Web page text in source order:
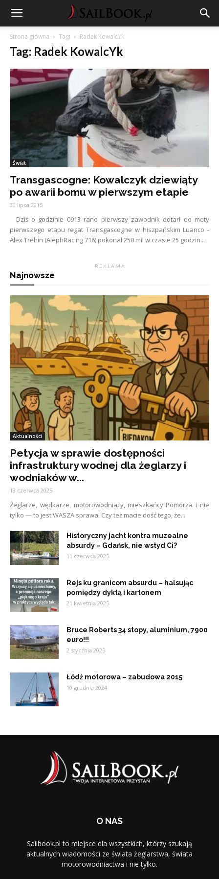
Strona główna Tagi Radek KowalcYk
Tag: Radek KowalcYk
Świat
Transgascogne: Kowalczyk dziewiąty
po awarii bomu w pierwszym etapie
30 lipca 2015
Dziś o godzinie 0913 rano pierwszy zawodnik dotarł do mety
pierwszego etapu regat Transgascogne w hiszpańskim Luanco -
Alex Trehin (AlephRacing 716) pokonał 250 mil w czasie 25 godzin...
R E K L A M A
Najnowsze
Aktualności
Petycja w sprawie dostępności
infrastruktury wodnej dla żeglarzy i
wodniaków w...
13 czerwca 2025
Żeglarze, wędkarze, motorowodniacy, mieszkańcy Pomorza i nie
tylko — to jest WASZA sprawa! Czy też macie dość tego, że...
Historyczny jacht kontra muzealne
absurdy – Gdańsk, nie wstyd Ci?
11 czerwca 2025
Rejs ku granicom absurdu – halsując
pomiędzy dyktą i kartonem
21 kwietnia 2025
Bruce Roberts 34 stopy, aluminium, 7900
euro!!!
2 stycznia 2025
Łódź motorowa – zabudowa 2015
10 grudnia 2024
O NAS
Sailbook.pl to miejsce dla wszystkich, którzy szukają
aktualnych wiadomości ze świata żeglarstwa, świata
motorowodniactwa i nie tylko.